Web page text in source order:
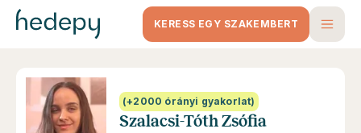
KERESS EGY SZAKEMBERT
(+2000 órányi gyakorlat)
Szalacsi-Tóth Zsófia